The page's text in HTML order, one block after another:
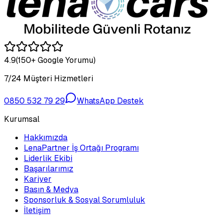
4.9(150+ Google Yorumu)
7/24 Müşteri Hizmetleri
0850 532 79 29
WhatsApp Destek
Kurumsal
Hakkımızda
LenaPartner İş Ortağı Programı
Liderlik Ekibi
Başarılarımız
Kariyer
Basın & Medya
Sponsorluk & Sosyal Sorumluluk
İletişim